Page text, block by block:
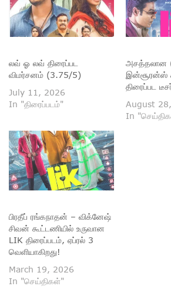
லவ் ஓ லவ் திரைப்பட
விமர்சனம் (3.75/5)
July 11, 2026
In "திரைப்படம்"
அசத்தலான
இன்சூரன்ஸ்
திரைப்பட
August
In
பிரதீப் ரங்கநாதன் – விக்னேஷ்
சிவன் கூட்டணியில் உருவான
LIK திரைப்படம், ஏப்ரல் 3
வெளியாகிறது!
March 19, 2026
In "செய்திகள்"